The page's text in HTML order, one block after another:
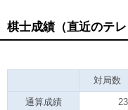
棋士成績（直近のテレ
対局数
通算成績